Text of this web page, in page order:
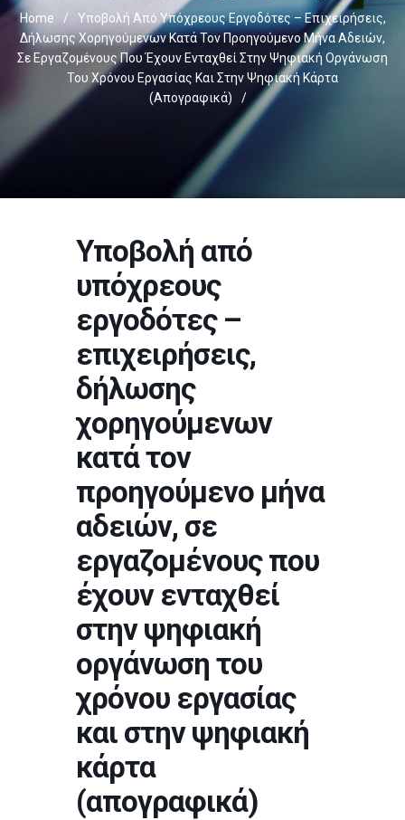
Home /
Υποβολή Από Υπόχρεους Εργοδότες – Επιχειρήσεις,
Δήλωσης Χορηγούμενων Κατά Τον Προηγούμενο Μήνα Αδειών,
Σε Εργαζομένους Που Έχουν Ενταχθεί Στην Ψηφιακή Οργάνωση
Του Χρόνου Εργασίας Και Στην Ψηφιακή Κάρτα
(απογραφικά)
/
Υποβολή από
υπόχρεους
εργοδότες –
επιχειρήσεις,
δήλωσης
χορηγούμενων
κατά τον
προηγούμενο μήνα
αδειών, σε
εργαζομένους που
έχουν ενταχθεί
στην ψηφιακή
οργάνωση του
χρόνου εργασίας
και στην ψηφιακή
κάρτα
(απογραφικά)